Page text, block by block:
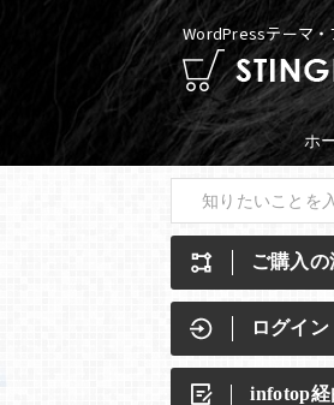
WordPressテーマ・
ホ
ご購入の
ログイン
infotop